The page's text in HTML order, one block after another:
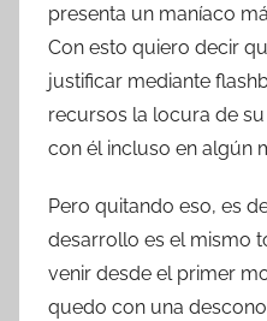
presenta un maníaco
Con esto quiero decir
justificar mediante
recursos la locura de
con él incluso en algún
Pero quitando eso, es
desarrollo es el mismo
venir desde el primer
quedo con una